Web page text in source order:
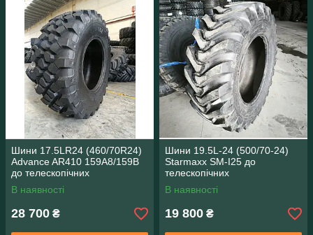
Шини 17.5LR24 (460/70R24)
Advance AR410 159A8/159B
до телескопічних
навантажувачів CAT
В наявності
28 700 ₴
Шини 19.5L-24 (500/70-24)
Starmaxx SM-I25 до
телескопічних
навантажувачів Manitou
В наявності
19 800 ₴